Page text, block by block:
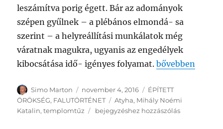
leszámítva porig égett. Bár az adományok
szépen gyűlnek – a plébános elmondá- sa
szerint – a helyreállítási munkálatok még
váratnak magukra, ugyanis az engedélyek
kibocsátása idő- igényes folyamat.„„Számomra
bővebben
Szerző
Simo Marton Közzétéve
november 4, 2016 Kategória
ÉPÍTETT
ÖRÖKSÉG, FALUTÖRTÉNET Címke
Atyha, Mihály Noémi
Katalin,templomtűz
„Számomra
bejegyzéshez hozzászólás